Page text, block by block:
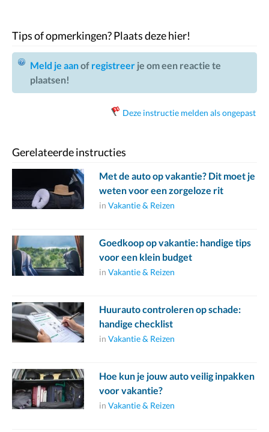
Tips of opmerkingen? Plaats deze hier!
Meld je aanof registreer je om een reactie te
plaatsen!
Deze instructie melden als ongepast
Gerelateerde instructies
Met de auto op vakantie? Dit moet je
weten voor een zorgeloze rit
in Vakantie & Reizen
Goedkoop op vakantie: handige tips
voor een klein budget
in Vakantie & Reizen
Huurauto controleren op schade:
handige checklist
in Vakantie & Reizen
Hoe kun je jouw auto veilig inpakken
voor vakantie?
in Vakantie & Reizen